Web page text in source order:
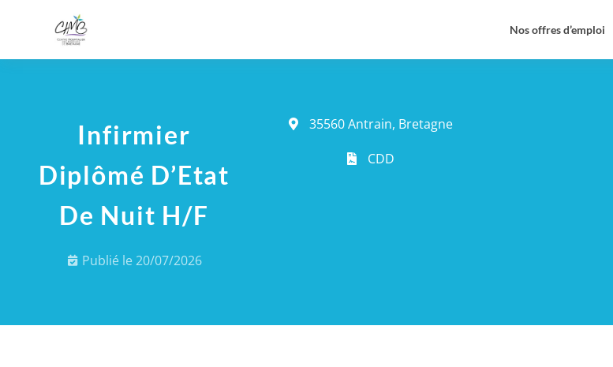
Nos offres d’emploi
Infirmier
Diplômé D’Etat
De Nuit H/F
Publié le20/07/2026
35560 Antrain, Bretagne
CDD